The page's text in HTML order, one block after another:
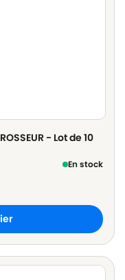
- Lot de 10
En stock